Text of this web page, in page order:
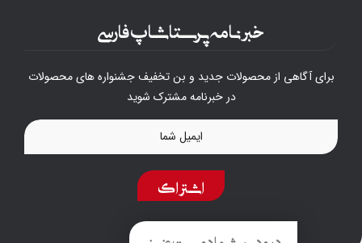
خبرنامه پرستاشاپ فارسی
برای آگاهی از محصولات جدید و بن تخفیف جشنواره های محصولات
در خبرنامه مشترک شوید
اشتراک